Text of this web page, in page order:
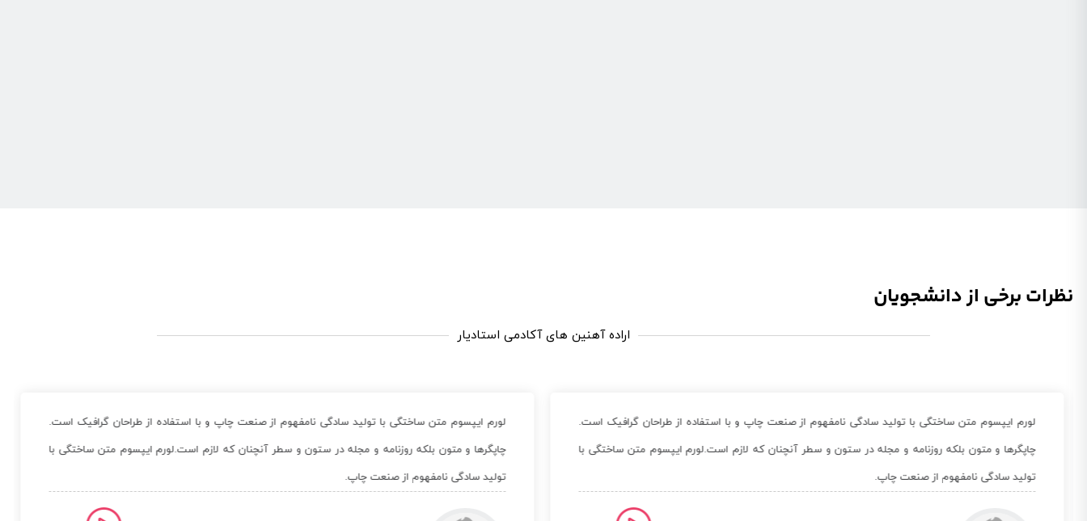
نظرات برخی از دانشجویان
اراده آهنین های آکادمی استادیار
لورم ایپسوم متن ساختگی با تولید سادگی نامفهوم از صنعت چاپ و با استفاده از طراحان گرافیک است.
چاپگرها و متون بلکه روزنامه و مجله در ستون و سطر آنچنان که لازم است.لورم ایپسوم متن ساختگی با
تولید سادگی نامفهوم از صنعت چاپ.
لورم ایپسوم متن ساختگی با تولید سادگی نامفهوم از صنعت چاپ و با استفاده از طراحان گرافیک است.
چاپگرها و متون بلکه روزنامه و مجله در ستون و سطر آنچنان که لازم است.لورم ایپسوم متن ساختگی با
تولید سادگی نامفهوم از صنعت چاپ.